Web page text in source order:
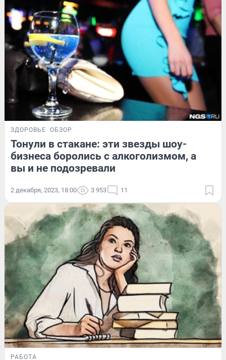
ЗДОРОВЬЕ ОБЗОР
Тонули в стакане: эти звезды шоу-
бизнеса боролись с алкоголизмом, а
вы и не подозревали
2 декабря, 2023, 18:00 3 953 11
РАБОТА